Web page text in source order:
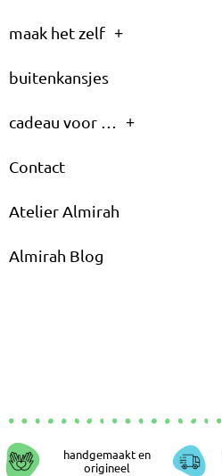
maak het zelf
buitenkansjes
cadeau voor …
Contact
Atelier Almirah
Almirah Blog
handgemaakt en
origineel